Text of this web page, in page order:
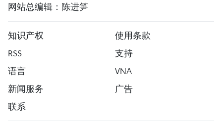
网站总编辑：陈进笋
知识产权
使用条款
RSS
支持
语言
VNA
新闻服务
广告
联系